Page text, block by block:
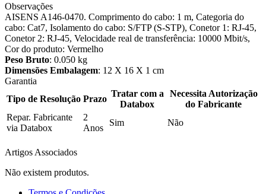
Observações
AISENS A146-0470. Comprimento do cabo: 1 m, Categoria do
cabo: Cat7, Isolamento do cabo: S/FTP (S-STP), Conetor 1: RJ-45,
Conetor 2: RJ-45, Velocidade real de transferência: 10000 Mbit/s,
Cor do produto: Vermelho
Peso Bruto: 0.050 kg
Dimensões Embalagem: 12 X 16 X 1 cm
Garantia
Tipo de Resolução Prazo
Tratar com a
Databox
Necessita Autorização
do Fabricante
Repar. Fabricante
via Databox
2
Anos
Sim Não
Artigos Associados
Não existem produtos.